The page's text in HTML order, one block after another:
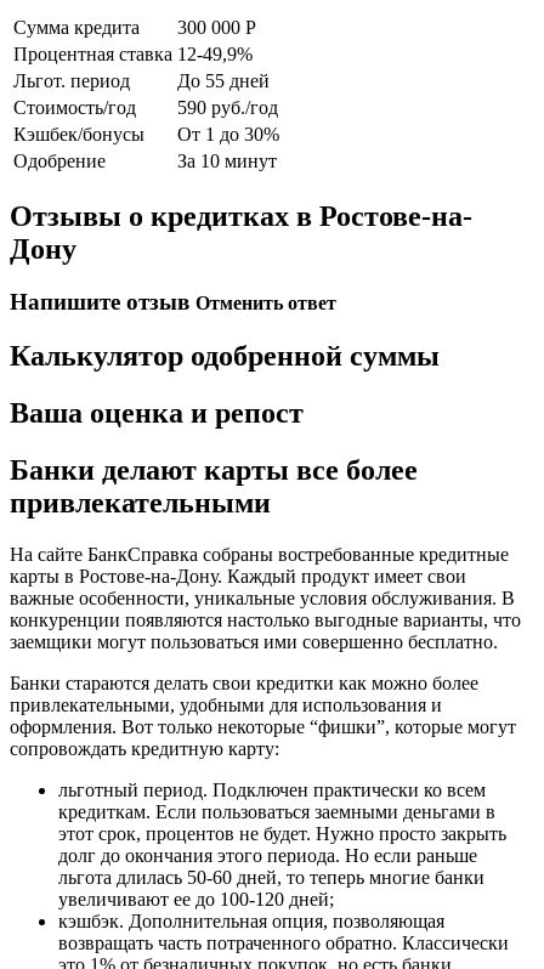
Сумма кредита
300 000 Р
Процентная ставка 12-49,9%
Льгот. период
До 55 дней
Стоимость/год
590 руб./год
Кэшбек/бонусы
От 1 до 30%
Одобрение
За 10 минут
Отзывы о кредитках в Ростове-на-
Дону
Напишите отзыв Отменить ответ
Калькулятор одобренной суммы
Ваша оценка и репост
Банки делают карты все более
привлекательными
На сайте БанкСправка собраны востребованные кредитные
карты в Ростове-на-Дону. Каждый продукт имеет свои
важные особенности, уникальные условия обслуживания. В
конкуренции появляются настолько выгодные варианты, что
заемщики могут пользоваться ими совершенно бесплатно.
Банки стараются делать свои кредитки как можно более
привлекательными, удобными для использования и
оформления. Вот только некоторые “фишки”, которые могут
сопровождать кредитную карту:
льготный период. Подключен практически ко всем
кредиткам. Если пользоваться заемными деньгами в
этот срок, процентов не будет. Нужно просто закрыть
долг до окончания этого периода. Но если раньше
льгота длилась 50-60 дней, то теперь многие банки
увеличивают ее до 100-120 дней;
кэшбэк. Дополнительная опция, позволяющая
возвращать часть потраченного обратно. Классически
это 1% от безналичных покупок, но есть банки,